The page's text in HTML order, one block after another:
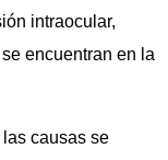
intraocular,
encuentran en la
causas se